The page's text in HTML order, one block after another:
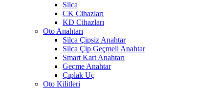
Silca
CK Cihazları
KD Cihazları
Oto Anahtarı
Silca Çipsiz Anahtar
Silca Çip Geçmeli Anahtar
Smart Kart Anahtarı
Geçme Anahtar
Çıplak Uç
Oto Kilitleri